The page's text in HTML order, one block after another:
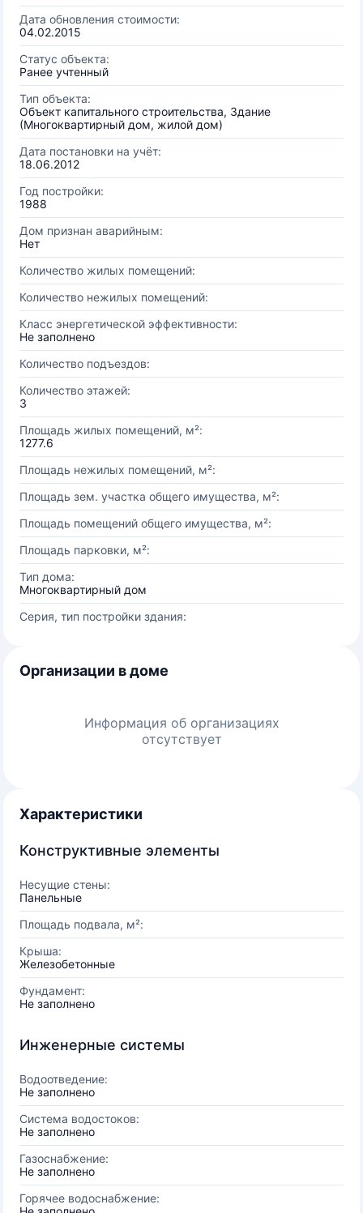
Дата обновления стоимости:
04.02.2015
Статус объекта:
Ранее учтенный
Тип объекта:
Объект капитального строительства, Здание
(Многоквартирный дом, жилой дом)
Дата постановки на учёт:
18.06.2012
Год постройки:
1988
Дом признан аварийным:
Нет
Количество жилых помещений:
Количество нежилых помещений:
Класс энергетической эффективности:
Не заполнено
Количество подъездов:
Количество этажей:
3
Площадь жилых помещений, м²:
1277.6
Площадь нежилых помещений, м²:
Площадь зем. участка общего имущества, м²:
Площадь помещений общего имущества, м²:
Площадь парковки, м²:
Тип дома:
Многоквартирный дом
Серия, тип постройки здания:
Организации в доме
Информация об организациях
отсутствует
Характеристики
Конструктивные элементы
Несущие стены:
Панельные
Площадь подвала, м²:
Крыша:
Железобетонные
Фундамент:
Не заполнено
Инженерные системы
Водоотведение:
Не заполнено
Система водостоков:
Не заполнено
Газоснабжение:
Не заполнено
Горячее водоснабжение: